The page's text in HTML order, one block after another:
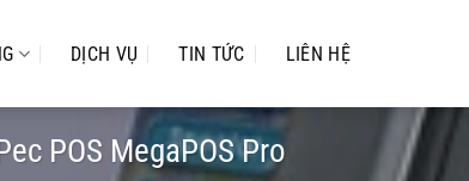
DỊCH VỤ TIN TỨC LIÊN HỆ
POS MegaPOS Pro